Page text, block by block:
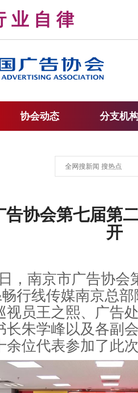
行 业 自 律
协会动态 分支机
告协会第七届第
开
，南京市广告协会
行线传媒南京总
视员王之熙、广告
长朱学峰以及各副
余位代表参加了此